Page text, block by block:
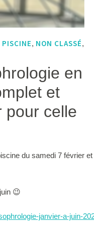
, NON CLASSÉ,
en
et
pour celle
du samedi 7 février et
😉
janvier-a-juin-